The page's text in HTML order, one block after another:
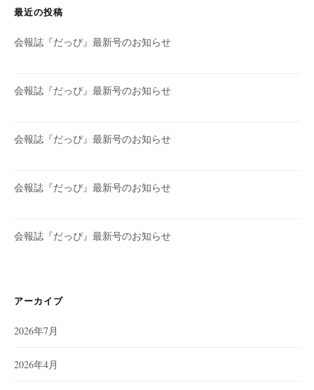
最近の投稿
会報誌『だっぴ』最新号のお知らせ
会報誌『だっぴ』最新号のお知らせ
会報誌『だっぴ』最新号のお知らせ
会報誌『だっぴ』最新号のお知らせ
会報誌『だっぴ』最新号のお知らせ
アーカイブ
2026年7月
2026年4月